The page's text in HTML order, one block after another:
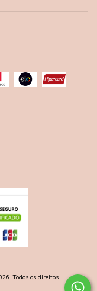
Todos os direitos